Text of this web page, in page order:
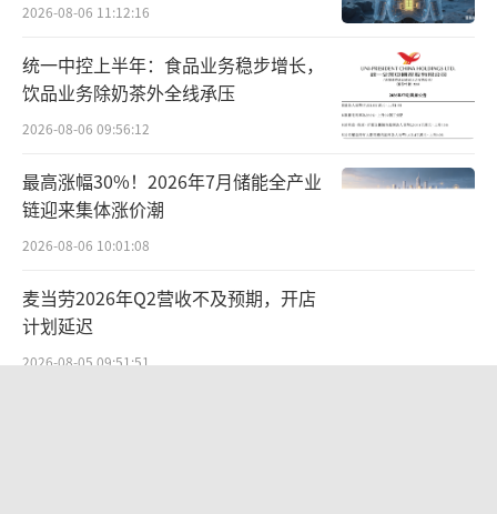
具体到产品来看，截至目前，先锋基金旗
下共有9只基金（份额合并计算），其中7只基
金在2024年末均为规模不足5000万元的“迷你
基”，仅2只债券型基金先锋博盈纯债、先锋汇
盈纯债规模超过10亿元，分别为12.76亿元、1
3.6亿元。换句话说，两只债券型基金的合并规
模已占到先锋基金总规模的95%以上。
不过，从业绩看，“主力军”却表现欠
佳。Wind数据显示，截至2月28日，先锋汇盈
纯债A/C、先锋博盈纯债A/C共4只产品（份额
2026-08-06 11:12:16
统一中控上半年：食品业务稳步增长，
饮品业务除奶茶外全线承压
2026-08-06 09:56:12
最高涨幅30%！2026年7月储能全产业
链迎来集体涨价潮
2026-08-06 10:01:08
麦当劳2026年Q2营收不及预期，开店
计划延迟
2026-08-05 09:51:51